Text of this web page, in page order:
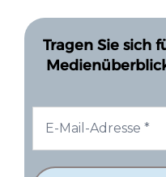
Tragen Sie sich